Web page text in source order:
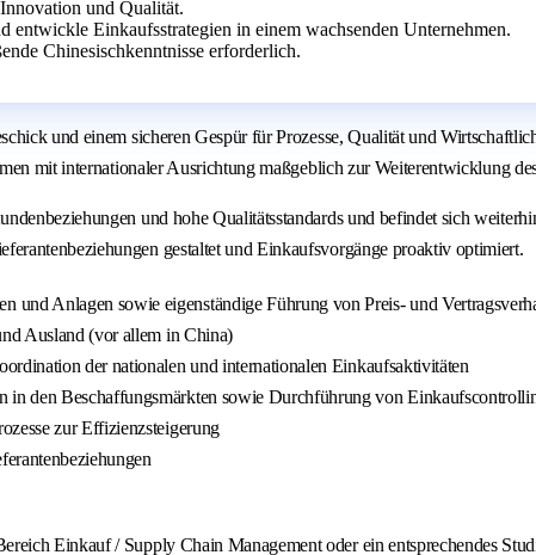
und Qualität.
entwickle Einkaufsstrategien in einem wachsenden Unternehmen.
Chinesischkenntnisse erforderlich.
und einem sicheren Gespür für Prozesse, Qualität und
mit internationaler Ausrichtung maßgeblich zur Weiterentwicklung
und hohe Qualitätsstandards und befindet sich
gestaltet und Einkaufsvorgänge proaktiv optimiert.
Anlagen sowie eigenständige Führung von Preis- und
Ausland (vor allem in China)
der nationalen und internationalen Einkaufsaktivitäten
den Beschaffungsmärkten sowie Durchführung von
zur Effizienzsteigerung
Einkauf / Supply Chain Management oder ein entsprechendes